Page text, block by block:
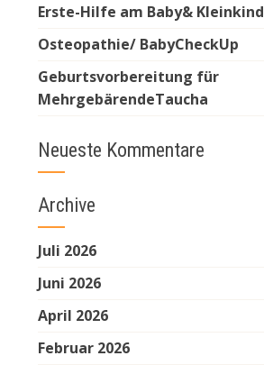
Erste-Hilfe am Baby& Kleinkind
Osteopathie/ BabyCheckUp
Geburtsvorbereitung für
MehrgebärendeTaucha
Neueste Kommentare
Archive
Juli 2026
Juni 2026
April 2026
Februar 2026